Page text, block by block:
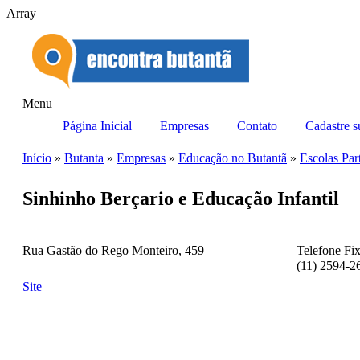
Array
Butantã
no Butantã
no Butantã
Menu
Página Inicial
Empresas Contato Cadastre
Início » Butanta » Empresas » Educação no Butantã » Escolas
Sinhinho Berçario e Educação Infantil
Rua Gastão do Rego Monteiro, 459
Site
Telefone
(11) 2594-